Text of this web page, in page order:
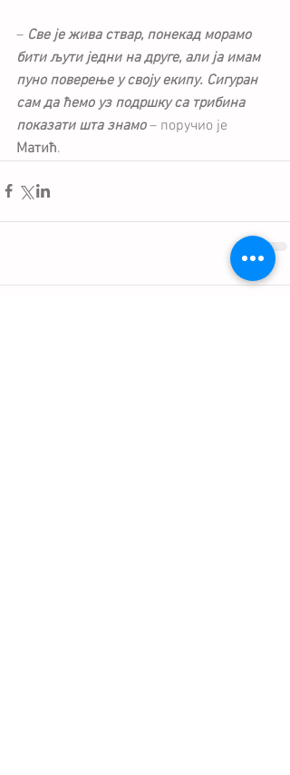
– Све је жива ствар, понекад морамо
бити љути једни на друге, али ја имам
пуно поверење у своју екипу. Сигуран
сам да ћемо уз подршку са трибина
показати шта знамо – поручио је
Матић.